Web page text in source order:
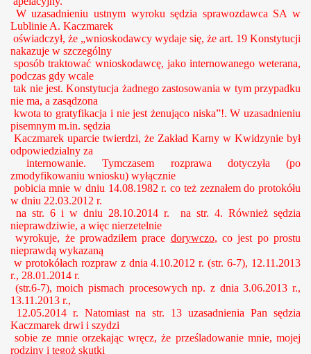
W uzasadnieniu ustnym wyroku sędzia sprawozdawca SA w
Lublinie A. Kaczmarek
oświadczył, że „wnioskodawcy wydaje się, że art. 19 Konstytucji
nakazuje w szczególny
sposób traktować wnioskodawcę, jako internowanego weterana,
podczas gdy wcale
tak nie jest.Konstytucja żadnego zastosowania w tym przypadku
nie ma, a zasądzona
kwota to gratyfikacja i nie jest żenująco niska”!. W uzasadnieniu
pisemnym m.in. sędzia
Kaczmarek uparcie twierdzi, że Zakład Karny w Kwidzynie był
odpowiedzialny za
internowanie. Tymczasem rozprawa dotyczyła (po
zmodyfikowaniu wniosku) wyłącznie
pobicia mnie w dniu 14.08.1982 r. co też zeznałem do protokółu
w dniu 22.03.2012 r.
na str. 6 i w dniu 28.10.2014 r. na str. 4. Również sędzia
nieprawdziwie, a więc nierzetelnie
wyrokuje, że prowadziłem prace dorywczo, co jest po prostu
nieprawdą wykazaną
w protokółach rozpraw z dnia 4.10.2012 r. (str. 6-7), 12.11.2013
r., 28.01.2014 r.
(str.6-7), moich pismach procesowych np. z dnia 3.06.2013 r.,
13.11.2013 r.,
12.05.2014 r. Natomiast na str. 13 uzasadnienia Pan sędzia
Kaczmarek drwi i szydzi
sobie ze mnie orzekając wręcz, że prześladowanie mnie, mojej
rodziny i tegoż skutki